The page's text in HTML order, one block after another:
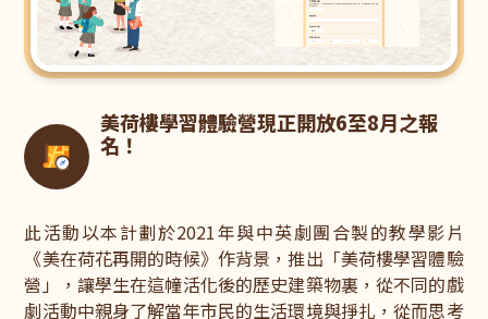
美荷樓學習體驗營現正開放6至8月之報
名！
此活動以本計劃於2021年與中英劇團合製的教學影片
《美在荷花再開的時候》作背景，推出「美荷樓學習體驗
營」，讓學生在這幢活化後的歷史建築物裏，從不同的戲
劇活動中親身了解當年市民的生活環境與掙扎，從而思考